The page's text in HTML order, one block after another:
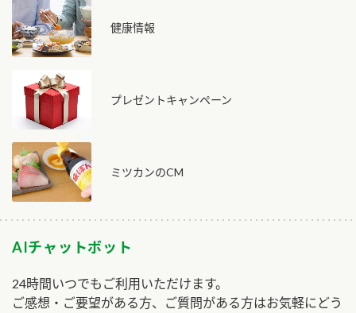
健康情報
プレゼントキャンペーン
ミツカンのCM
AIチャットボット
24時間いつでもご利用いただけます。
ご感想・ご要望がある方、ご質問がある方はお気軽にどう